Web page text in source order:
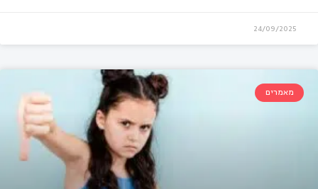
לא רוצה אותי
24/09/2025
מאמרים